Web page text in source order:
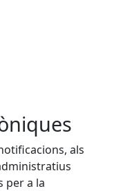
als
per a la